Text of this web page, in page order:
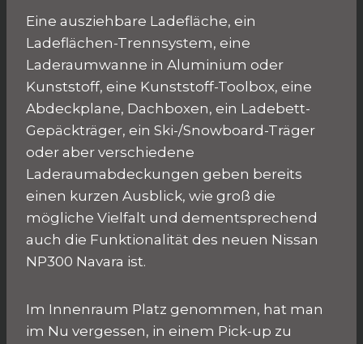
Eine ausziehbare Ladefläche, ein
Ladeflächen-Trennsystem, eine
Laderaumwanne in Aluminium oder
Kunststoff, eine Kunststoff-Toolbox, eine
Abdeckplane, Dachboxen, ein Ladebett-
Gepäckträger, ein Ski-/Snowboard-Träger
oder aber verschiedene
Laderaumabdeckungen geben bereits
einen kurzen Ausblick, wie groß die
mögliche Vielfalt und dementsprechend
auch die Funktionalität des neuen Nissan
NP300 Navara ist.
Im Innenraum Platz genommen, hat man
im Nu vergessen, in einem Pick-up zu